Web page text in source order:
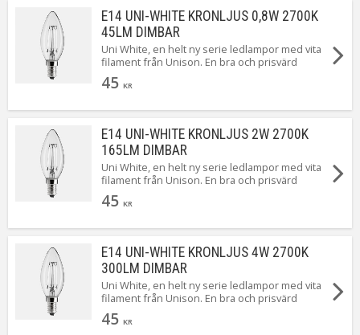
E14 UNI-WHITE KRONLJUS 0,8W 2700K
45LM DIMBAR
Uni White, en helt ny serie ledlampor med vita
filament från Unison. En bra och prisvärd
standard LED från Unison som dessutom är
dimbar.
45 KR
E14 UNI-WHITE KRONLJUS 2W 2700K
165LM DIMBAR
Uni White, en helt ny serie ledlampor med vita
filament från Unison. En bra och prisvärd
standard LED från Unison som dessutom är
dimbar.
45 KR
E14 UNI-WHITE KRONLJUS 4W 2700K
300LM DIMBAR
Uni White, en helt ny serie ledlampor med vita
filament från Unison. En bra och prisvärd
standard LED från Unison som dessutom är
dimbar.
45 KR